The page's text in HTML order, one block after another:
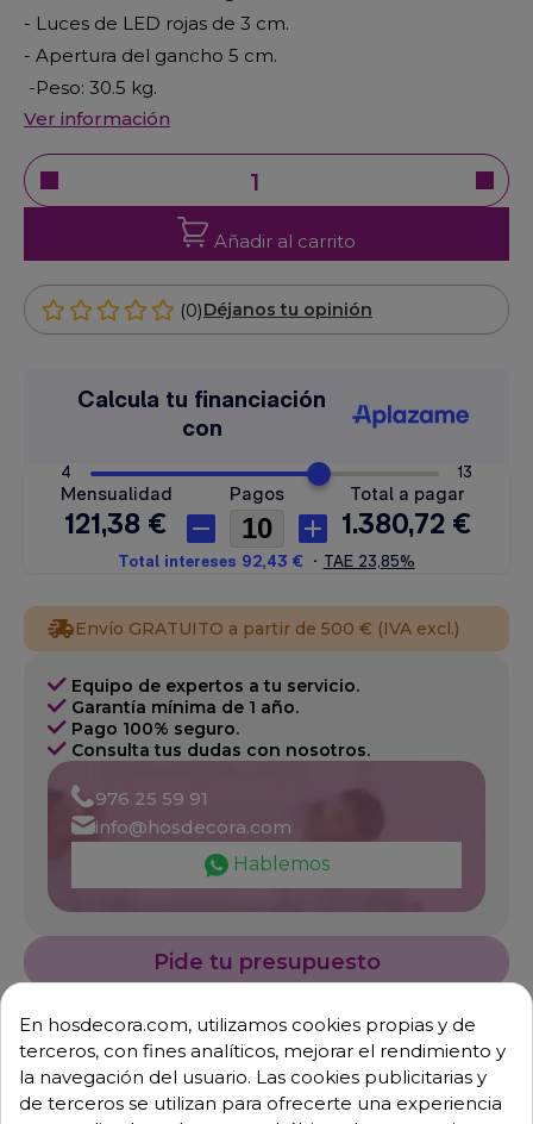
- Luces de LED rojas de 3 cm.
- Apertura del gancho 5 cm.
-Peso: 30.5 kg.
Ver información
Añadir al carrito
(0)Déjanos tu opinión
Envío GRATUITO a partir de 500 € (IVA excl.)
Equipo de expertos a tu servicio.
Garantía mínima de 1 año.
Pago 100% seguro.
Consulta tus dudas con nosotros.
976 25 59 91
info@hosdecora.com
Hablemos
Pide tu presupuesto
En hosdecora.com, utilizamos cookies propias y de
terceros, con fines analíticos, mejorar el rendimiento y
la navegación del usuario. Las cookies publicitarias y
de terceros se utilizan para ofrecerte una experiencia